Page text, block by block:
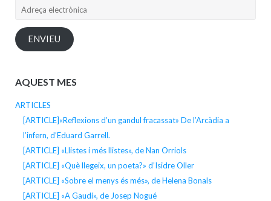
Adreça
ENVIEU
AQUEST MES
ARTICLES
[ARTICLE]«Reflexions d’un gandul fracassat» De l’Arcàdia a
l’infern, d’Eduard Garrell.
[ARTICLE] «Llistes i més llistes», de Nan Orriols
[ARTICLE] «Què llegeix, un poeta?» d’Isidre Oller
[ARTICLE] «Sobre el menys és més», de Helena Bonals
[ARTICLE] «A Gaudí», de Josep Nogué